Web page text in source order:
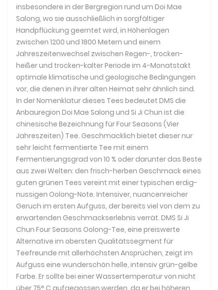
insbesondere in der Bergregion rund um Doi Mae
Salong, wo sie ausschließlich in sorgfältiger
Handpflückung geerntet wird, in Höhenlagen
zwischen 1200 und 1800 Metern und einem
Jahreszeitenwechsel zwischen Regen-, trocken-
heißer und trocken-kalter Periode im 4-Monatstakt
optimale klimatische und geologische Bedingungen
vor, die denen in ihrer alten Heimat sehr ähnlich sind.
In der Nomenklatur dieses Tees bedeutet DMS die
Anbauregion Doi Mae Salong und Si Ji Chun ist die
chinesische Bezeichnung für Four Seasons (Vier
Jahreszeiten) Tee. Geschmacklich bietet dieser nur
sehr leicht fermentierte Tee mit einem
Fermentierungsgrad von 10 % oder darunter das Beste
aus zwei Welten: den frisch-herben Geschmack eines
guten grünen Tees vereint mit einer typischen erdig-
nussigen Oolong-Note. Intensiver, nuancenreicher
Geruch im ersten Aufguss, der bereits viel von dem zu
erwartenden Geschmackserlebnis verrät. DMS Si Ji
Chun Four Seasons Oolong-Tee, eine preiswerte
Alternative im obersten Qualitätssegment für
Teefreunde mit allerhöchsten Ansprüchen, zeigt im
Aufguss eine wunderschön helle, intensiv grün-gelbe
Farbe. Er sollte bei einer Wassertemperatur von nicht
über 75° C aufgegossen werden, da er bei höheren